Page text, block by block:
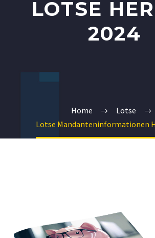
LOTSE
2024
Home
Lotse
Lotse Mandanteninformationen